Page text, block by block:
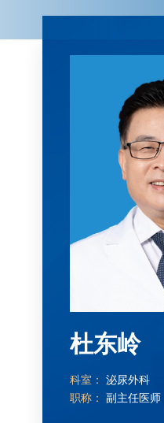
杜东岭
科室： 泌尿外科
职称： 副主任医师